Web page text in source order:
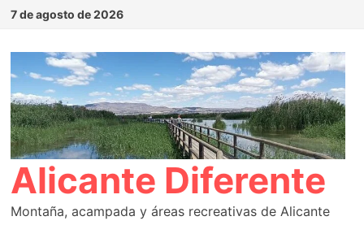
Saltar
contenido
7 de agosto de 2026
Alicante Diferente
Montaña, acampada y áreas recreativas de Alicante